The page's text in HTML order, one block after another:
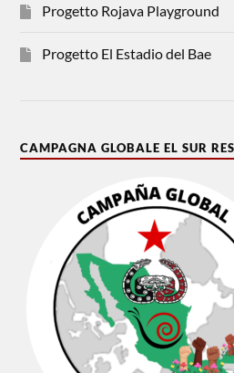
Progetto Rojava Playground
Progetto El Estadio del Bae
CAMPAGNA GLOBALE EL SUR